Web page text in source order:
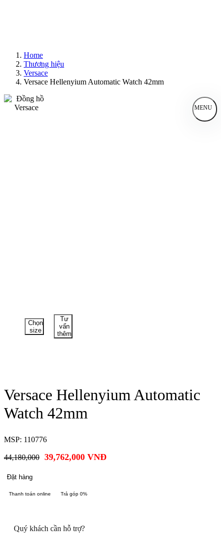
Home
Thương hiệu
Versace
Versace Hellenyium Automatic Watch 42mm
MENU
Chọn
size
Tư
vấn
thêm
Versace Hellenyium Automatic
Watch 42mm
MSP: 110776
44,180,000 39,762,000 VNĐ
Đặt hàng
Thanh toán online Trả góp 0%
Quý khách cần hỗ trợ?